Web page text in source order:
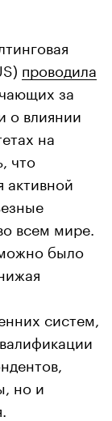
проводила
за
о влиянии
на
что
активной
всем мире.
было
систем,
но и